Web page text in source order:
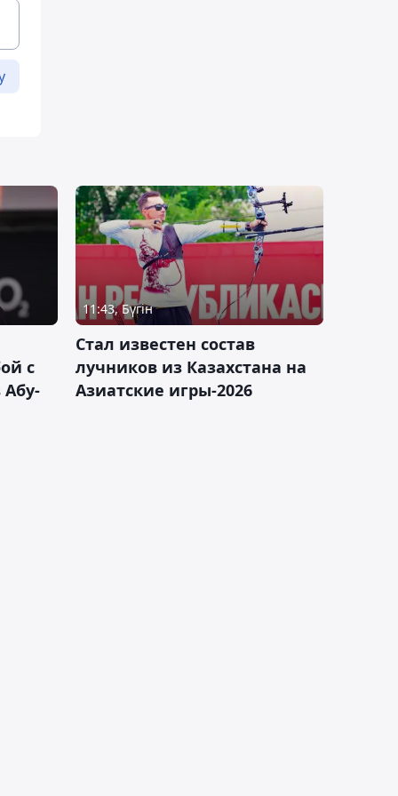
с
Абу-
11:43, Бүгін
Стал известен состав
лучников из Казахстана на
Азиатские игры-2026